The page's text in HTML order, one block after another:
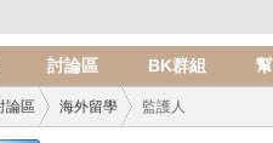
討論區 BK群組
論區 海外留學 監護人